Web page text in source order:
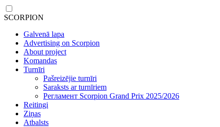
SCORPION
Galvenā lapa
Advertising on Scorpion
About project
Komandas
Turnīri
Pašreizējie turnīri
Saraksts ar turnīriem
Регламент Scorpion Grand Prix 2025/2026
Reitingi
Ziņas
Atbalsts